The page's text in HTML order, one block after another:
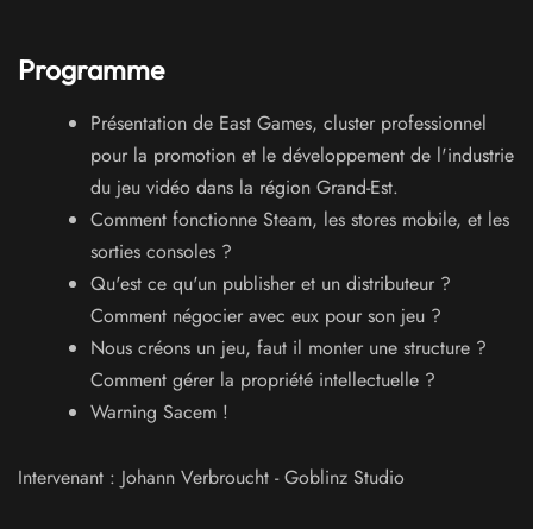
Programme
Présentation de East Games, cluster professionnel
pour la promotion et le développement de l'industrie
du jeu vidéo dans la région Grand-Est.
Comment fonctionne Steam, les stores mobile, et les
sorties consoles ?
Qu'est ce qu'un publisher et un distributeur ?
Comment négocier avec eux pour son jeu ?
Nous créons un jeu, faut il monter une structure ?
Comment gérer la propriété intellectuelle ?
Warning Sacem !
Intervenant : Johann Verbroucht - Goblinz Studio